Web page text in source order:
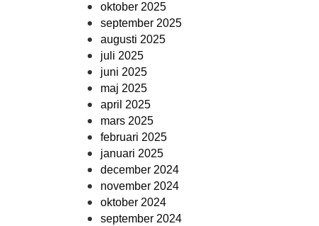
oktober 2025
september 2025
augusti 2025
juli 2025
juni 2025
maj 2025
april 2025
mars 2025
februari 2025
januari 2025
december 2024
november 2024
oktober 2024
september 2024